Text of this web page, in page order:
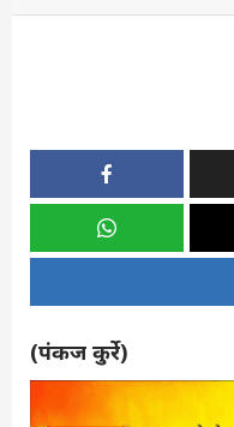
(पंकज कुर्रे)